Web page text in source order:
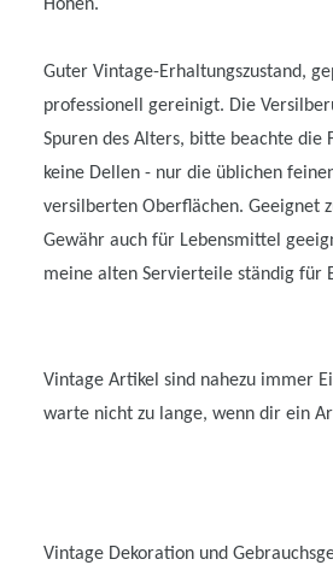
Höhen.
Guter Vintage-Erhaltungszustand,
professionell gereinigt. Die
Spuren des Alters, bitte beachte die
keine Dellen - nur die üblichen
versilberten Oberflächen. Geeignet
Gewähr auch für Lebensmittel
meine alten Servierteile ständig für
Vintage Artikel sind nahezu immer
warte nicht zu lange, wenn dir ein
Vintage Dekoration und